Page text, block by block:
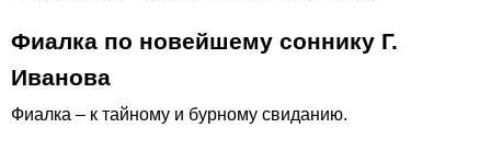
Фиалка по новейшему соннику Г.
Иванова
Фиалка – к тайному и бурному свиданию.